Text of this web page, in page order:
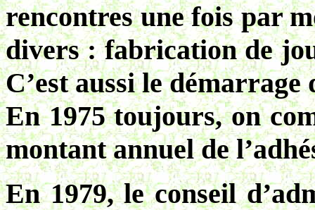
rencontres une fois par
divers : fabrication de
C’est aussi le
En 1975 toujours, on
montant annuel de
En 1979, le conseil